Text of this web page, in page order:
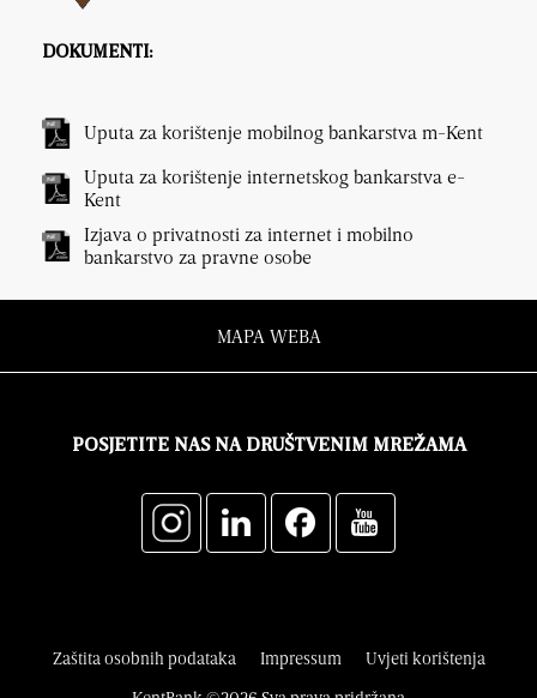
DOKUMENTI:
Uputa za korištenje mobilnog bankarstva m-Kent
Uputa za korištenje internetskog bankarstva e-
Kent
Izjava o privatnosti za internet i mobilno
bankarstvo za pravne osobe
MAPA WEBA
POSJETITE NAS NA DRUŠTVENIM MREŽAMA
Zaštita osobnih podataka Impressum Uvjeti korištenja